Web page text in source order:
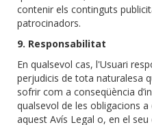
contenir els continguts
patrocinadors.
9. Responsabilitat
En qualsevol cas, l'Usuari
perjudicis de tota naturalesa
sofrir com a conseqüència
qualsevol de les obligacions
aquest Avís Legal o, en el